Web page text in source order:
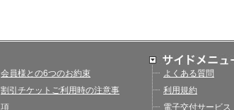
会員様との6つのお約束
割引チケットご利用時の注意事
項
よくある質問
利用規約
電子交付サービス